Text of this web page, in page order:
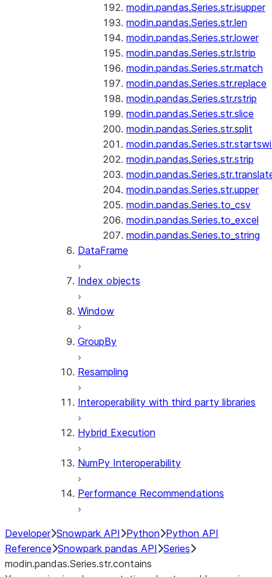
modin.pandas.Series.str.isupper
modin.pandas.Series.str.len
modin.pandas.Series.str.lower
modin.pandas.Series.str.lstrip
modin.pandas.Series.str.match
modin.pandas.Series.str.replace
modin.pandas.Series.str.rstrip
modin.pandas.Series.str.slice
modin.pandas.Series.str.split
modin.pandas.Series.str.strip
modin.pandas.Series.str.upper
modin.pandas.Series.to_csv
modin.pandas.Series.to_excel
modin.pandas.Series.to_string
DataFrame
Index objects
Window
GroupBy
Resampling
Interoperability with third party libraries
Hybrid Execution
NumPy Interoperability
Performance Recommendations
Developer Snowpark API Python Python API
Reference Snowpark pandas API Series
modin.pandas.Series.str.contains